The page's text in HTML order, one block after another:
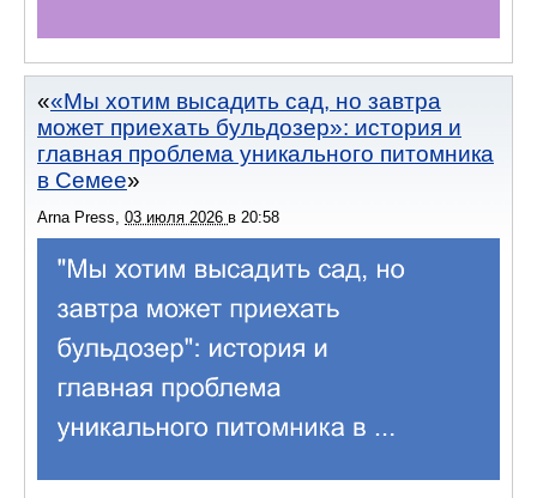
«Мы хотим высадить сад, но завтра
может приехать бульдозер»: история и
главная проблема уникального питомника
в Семее
Arna Press, 03 июля 2026 в 20:58